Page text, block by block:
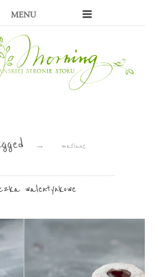
MENU
→ maślane
walentynkowe